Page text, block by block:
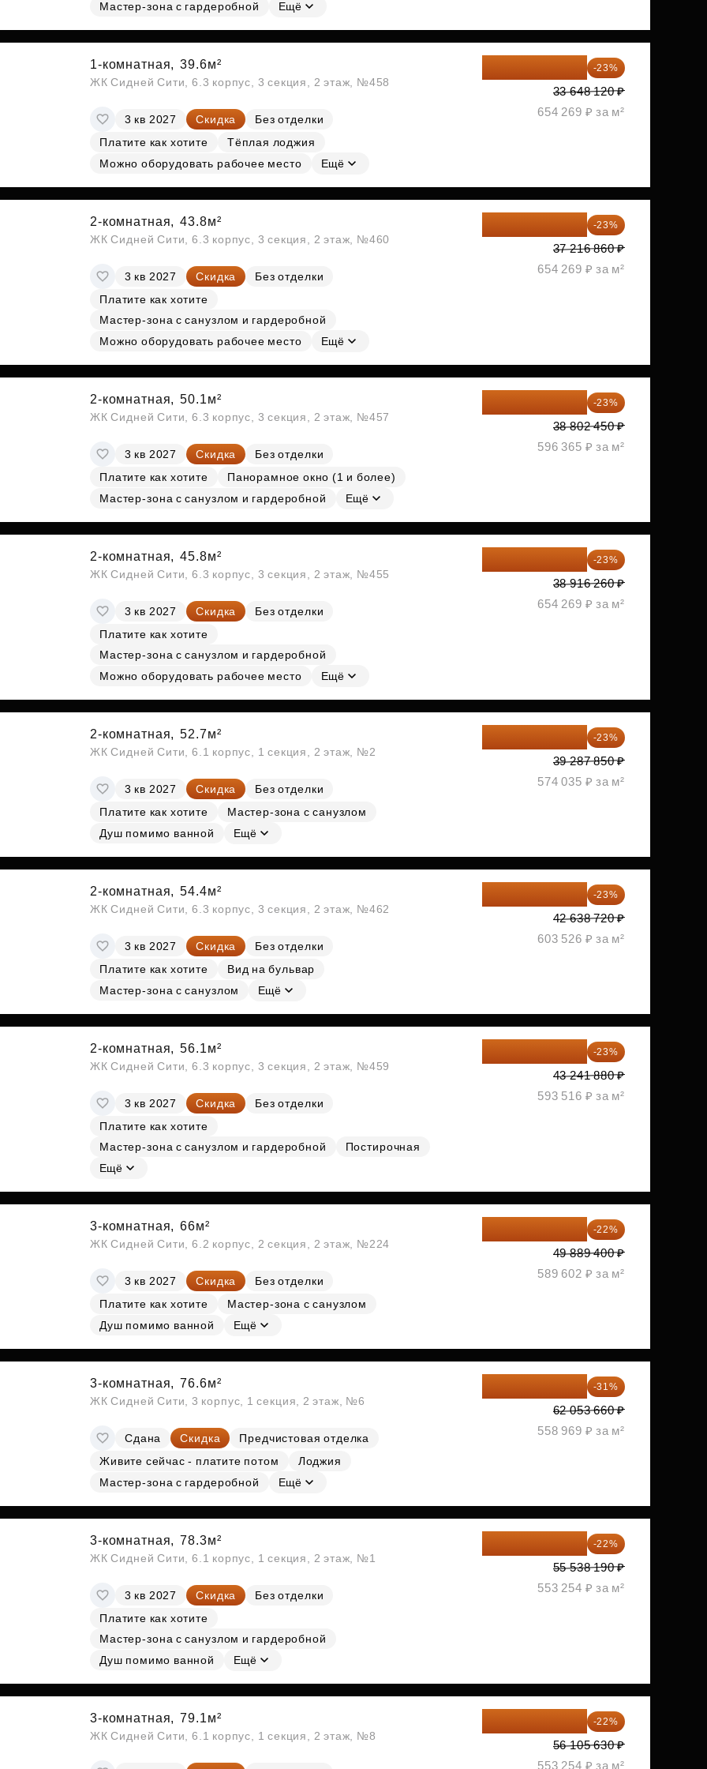
СубсидииМастер-зона с гардеробной
Ещё
1-комнатная, 39.6м²
ЖК Сидней Сити, 6.3 корпус, 3 секция, 2 этаж, №458
3 кв 2027 Скидка
Без отделки
Платите как хотите
Тёплая лоджия
Можно оборудовать рабочее место
Ещё
-23%
33 648 120 ₽
654 269 ₽ за м²
2-комнатная, 43.8м²
ЖК Сидней Сити, 6.3 корпус, 3 секция, 2 этаж, №460
3 кв 2027 Скидка
Без отделки
Платите как хотите
Мастер-зона с санузлом и гардеробной
Можно оборудовать рабочее место
Ещё
-23%
37 216 860 ₽
654 269 ₽ за м²
2-комнатная, 50.1м²
ЖК Сидней Сити, 6.3 корпус, 3 секция, 2 этаж, №457
3 кв 2027 Скидка
Без отделки
Платите как хотите
Панорамное окно (1 и более)
Мастер-зона с санузлом и гардеробной
Ещё
-23%
38 802 450 ₽
596 365 ₽ за м²
2-комнатная, 45.8м²
ЖК Сидней Сити, 6.3 корпус, 3 секция, 2 этаж, №455
3 кв 2027 Скидка
Без отделки
Платите как хотите
Мастер-зона с санузлом и гардеробной
Можно оборудовать рабочее место
Ещё
-23%
38 916 260 ₽
654 269 ₽ за м²
2-комнатная, 52.7м²
ЖК Сидней Сити, 6.1 корпус, 1 секция, 2 этаж, №2
3 кв 2027 Скидка
Без отделки
Платите как хотите
Мастер-зона с санузлом
Душ помимо ванной
Ещё
-23%
39 287 850 ₽
574 035 ₽ за м²
2-комнатная, 54.4м²
ЖК Сидней Сити, 6.3 корпус, 3 секция, 2 этаж, №462
3 кв 2027 Скидка
Без отделки
Платите как хотите
Вид на бульвар
Мастер-зона с санузлом
Ещё
-23%
42 638 720 ₽
603 526 ₽ за м²
2-комнатная, 56.1м²
ЖК Сидней Сити, 6.3 корпус, 3 секция, 2 этаж, №459
3 кв 2027 Скидка
Без отделки
Платите как хотите
Мастер-зона с санузлом и гардеробной
Постирочная
Ещё
-23%
43 241 880 ₽
593 516 ₽ за м²
3-комнатная, 66м²
ЖК Сидней Сити, 6.2 корпус, 2 секция, 2 этаж, №224
3 кв 2027 Скидка
Без отделки
Платите как хотите
Мастер-зона с санузлом
Душ помимо ванной
Ещё
-22%
49 889 400 ₽
589 602 ₽ за м²
3-комнатная, 76.6м²
ЖК Сидней Сити, 3 корпус, 1 секция, 2 этаж, №6
Сдана Скидка
Предчистовая отделка
Живите сейчас - платите потом
Лоджия
Мастер-зона с гардеробной
Ещё
-31%
62 053 660 ₽
558 969 ₽ за м²
3-комнатная, 78.3м²
ЖК Сидней Сити, 6.1 корпус, 1 секция, 2 этаж, №1
3 кв 2027 Скидка
Без отделки
Платите как хотите
Мастер-зона с санузлом и гардеробной
Душ помимо ванной
Ещё
-22%
55 538 190 ₽
553 254 ₽ за м²
3-комнатная, 79.1м²
ЖК Сидней Сити, 6.1 корпус, 1 секция, 2 этаж, №8
-22%
56 105 630 ₽
553 254 ₽ за м²